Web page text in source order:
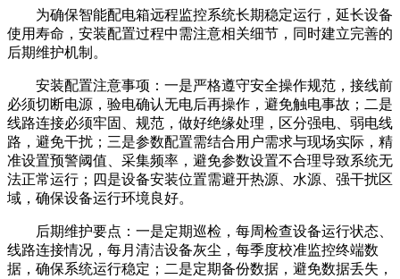
为确保智能配电箱远程监控系统长期稳定运行，延长设备
使用寿命，安装配置过程中需注意相关细节，同时建立完善的
后期维护机制。
安装配置注意事项：一是严格遵守安全操作规范，接线前
必须切断电源，验电确认无电后再操作，避免触电事故；二是
线路连接必须牢固、规范，做好绝缘处理，区分强电、弱电线
路，避免干扰；三是参数配置需结合用户需求与现场实际，精
准设置预警阈值、采集频率，避免参数设置不合理导致系统无
法正常运行；四是设备安装位置需避开热源、水源、强干扰区
域，确保设备运行环境良好。
后期维护要点：一是定期巡检，每周检查设备运行状态、
线路连接情况，每月清洁设备灰尘，每季度校准监控终端数
据，确保系统运行稳定；二是定期备份数据，避免数据丢失，